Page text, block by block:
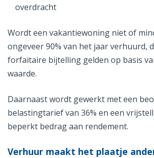
overdracht
Wordt een vakantiewoning niet of
ongeveer 90% van het jaar verhuurd,
forfaitaire bijtelling gelden op basis
waarde.
Daarnaast wordt gewerkt met een
belastingtarief van 36% en een
beperkt bedrag aan rendement.
Verhuur maakt het plaatje